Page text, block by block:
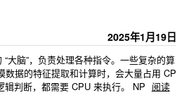
2025年1月19日
大脑”，负责处理各种指令。一些复杂的算
据的特征提取和计算时，会大量占用 CP
判断，都需要 CPU 来执行。 NP 阅读